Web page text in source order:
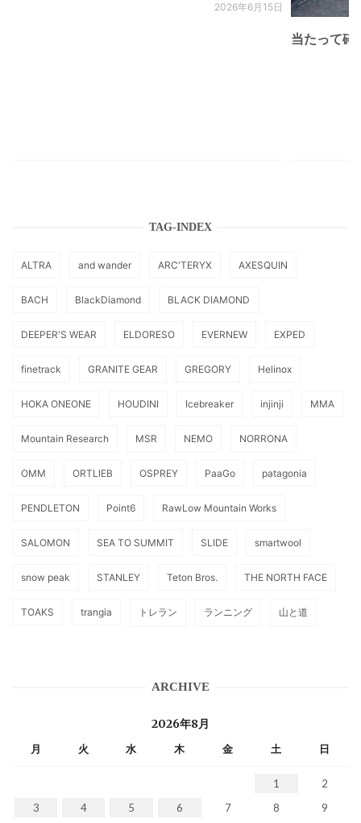
2026年6月15日
当たって砕
TAG-INDEX
ALTRA and wander ARC'TERYX AXESQUIN
BACH BlackDiamond BLACK DIAMOND
DEEPER'S WEAR ELDORESO EVERNEW EXPED
finetrack GRANITE GEAR GREGORY Helinox
HOKA ONEONE HOUDINI Icebreaker injinji MMA
Mountain Research MSR NEMO NORRONA
OMM ORTLIEB OSPREY PaaGo patagonia
PENDLETON Point6 RawLow Mountain Works
SALOMON SEA TO SUMMIT SLIDE smartwool
snow peak STANLEY Teton Bros. THE NORTH FACE
TOAKS trangia トレラン ランニング 山と道
ARCHIVE
2026年8月
月 火 水 木 金 土 日
1
2
3
4 5 6 7 8
9